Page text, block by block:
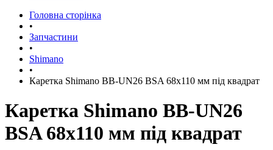
Головна сторінка
•
Запчастини
•
Shimano
•
Каретка Shimano BB-UN26 BSA 68x110 мм під квадрат
Каретка Shimano BB-UN26
BSA 68x110 мм під квадрат